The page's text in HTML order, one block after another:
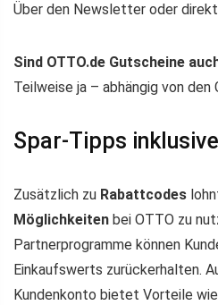
Über den Newsletter oder
Sind OTTO.de Gutscheine
Teilweise ja – abhängig von den
Spar-Tipps
Zusätzlich zu Rabattcodes
Möglichkeiten bei OTTO zu
Partnerprogramme können
Einkaufswerts zurückerhalten.
Kundenkonto bietet Vorteile